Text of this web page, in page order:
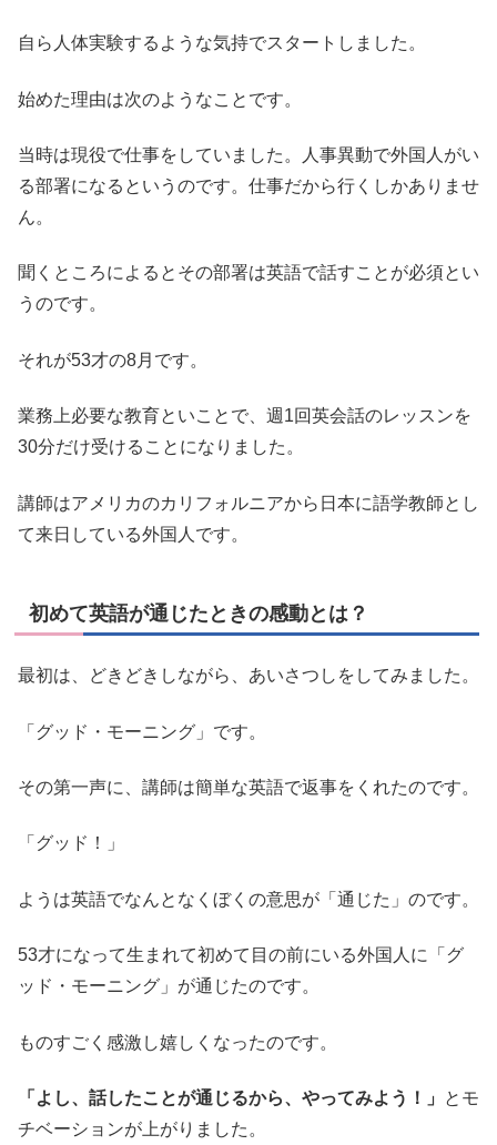
自ら人体実験するような気持でスタートしました。
始めた理由は次のようなことです。
当時は現役で仕事をしていました。人事異動で外国人がい
る部署になるというのです。仕事だから行くしかありませ
ん。
聞くところによるとその部署は英語で話すことが必須とい
うのです。
それが53才の8月です。
業務上必要な教育といことで、週1回英会話のレッスンを
30分だけ受けることになりました。
講師はアメリカのカリフォルニアから日本に語学教師とし
て来日している外国人です。
初めて英語が通じたときの感動とは？
最初は、どきどきしながら、あいさつしをしてみました。
「グッド・モーニング」です。
その第一声に、講師は簡単な英語で返事をくれたのです。
「グッド！」
ようは英語でなんとなくぼくの意思が「通じた」のです。
53才になって生まれて初めて目の前にいる外国人に「グ
ッド・モーニング」が通じたのです。
ものすごく感激し嬉しくなったのです。
「よし、話したことが通じるから、やってみよう！」
とモ
チベーションが上がりました。